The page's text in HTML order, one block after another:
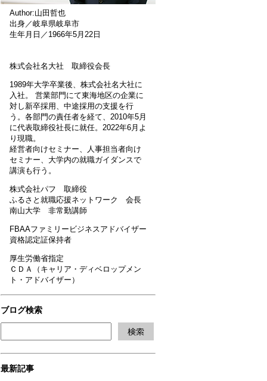
Author:山田哲也
出身／岐阜県岐阜市
生年月日／1966年5月22日
株式会社名大社 取締役会長
1989年大学卒業後、株式会社名大社に
入社。 営業部門にて東海地区の企業に
対し新卒採用、中途採用の支援を行
う。各部門の責任者を経て、2010年5月
に代表取締役社長に就任。2022年6月よ
り現職。
経営者向けセミナー、人事担当者向け
セミナー、大学内の就職ガイダンスで
講演も行う。
株式会社パフ 取締役
ふるさと就職応援ネットワーク 会長
南山大学 非常勤講師
FBAAファミリービジネスアドバイザー
資格認定証保持者
厚生労働省指定
ＣＤＡ（キャリア・ディベロップメン
ト・アドバイザー）
ブログ検索
最新記事